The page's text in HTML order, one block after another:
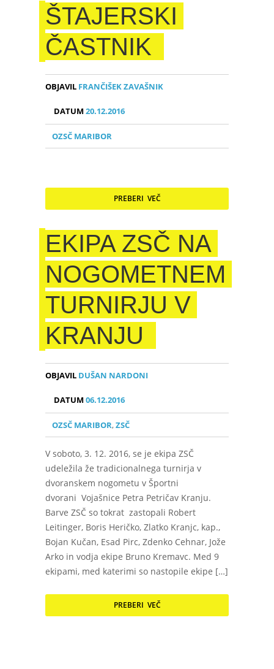
ŠTAJERSKI
ČASTNIK
OBJAVIL FRANČIŠEK ZAVAŠNIK
DATUM20.12.2016
OZSČ MARIBOR
PREBERI VEČ
EKIPA ZSČ NA
NOGOMETNEM
TURNIRJU V
KRANJU
OBJAVIL DUŠAN NARDONI
DATUM06.12.2016
OZSČ MARIBOR,ZSČ
V soboto, 3. 12. 2016, se je ekipa ZSČ
udeležila že tradicionalnega turnirja v
dvoranskem nogometu v Športni
dvorani Vojašnice Petra Petričav Kranju.
Barve ZSČ so tokrat zastopali Robert
Leitinger, Boris Heričko, Zlatko Kranjc, kap.,
Bojan Kučan, Esad Pirc, Zdenko Cehnar, Jože
Arko in vodja ekipe Bruno Kremavc. Med 9
ekipami, med katerimi so nastopile ekipe […]
PREBERI VEČ